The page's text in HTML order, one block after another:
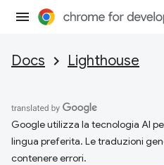
Docs Lighthouse
Google utilizza la tecnologia AI
lingua preferita. Le traduzioni
contenere errori.